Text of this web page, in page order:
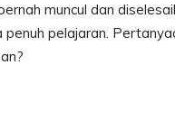
muncul dan
pelajaran.